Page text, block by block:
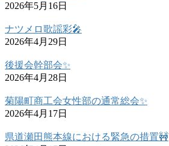
2026年5月16日
ナツメロ歌謡彩🎤
2026年4月29日
後援会幹部会✨
2026年4月28日
菊陽町商工会女性部の通常総会✨
2026年4月17日
県道瀬田熊本線における緊急の措置🚧